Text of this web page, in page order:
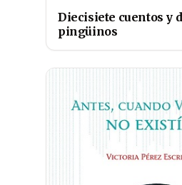
Diecisiete cuentos y
pingüinos